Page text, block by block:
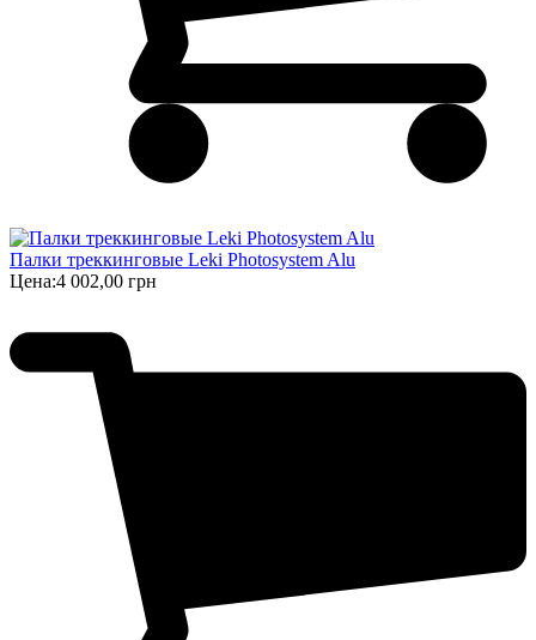
Палки треккинговые Leki Photosystem Alu
Цена:4 002,00 грн